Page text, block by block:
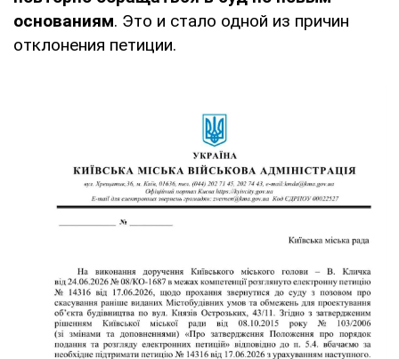
основаниям. Это и стало одной из причин
отклонения петиции.